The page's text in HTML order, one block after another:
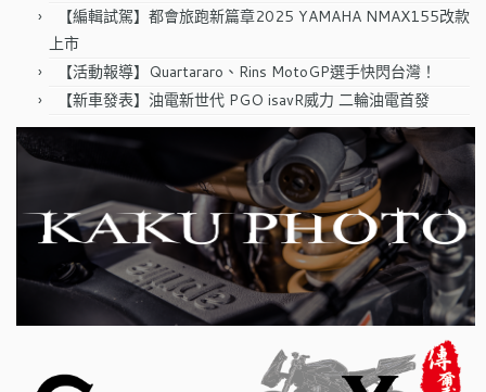
【編輯試駕】都會旅跑新篇章2025 YAMAHA NMAX155改款
上市
【活動報導】Quartararo、Rins MotoGP選手快閃台灣！
【新車發表】油電新世代 PGO isavR威力 二輪油電首發